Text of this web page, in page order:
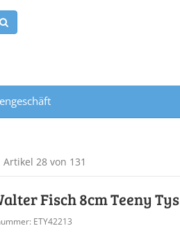
Artikel 28 von 131
Fisch 8cm Teeny Tys
ETY42213